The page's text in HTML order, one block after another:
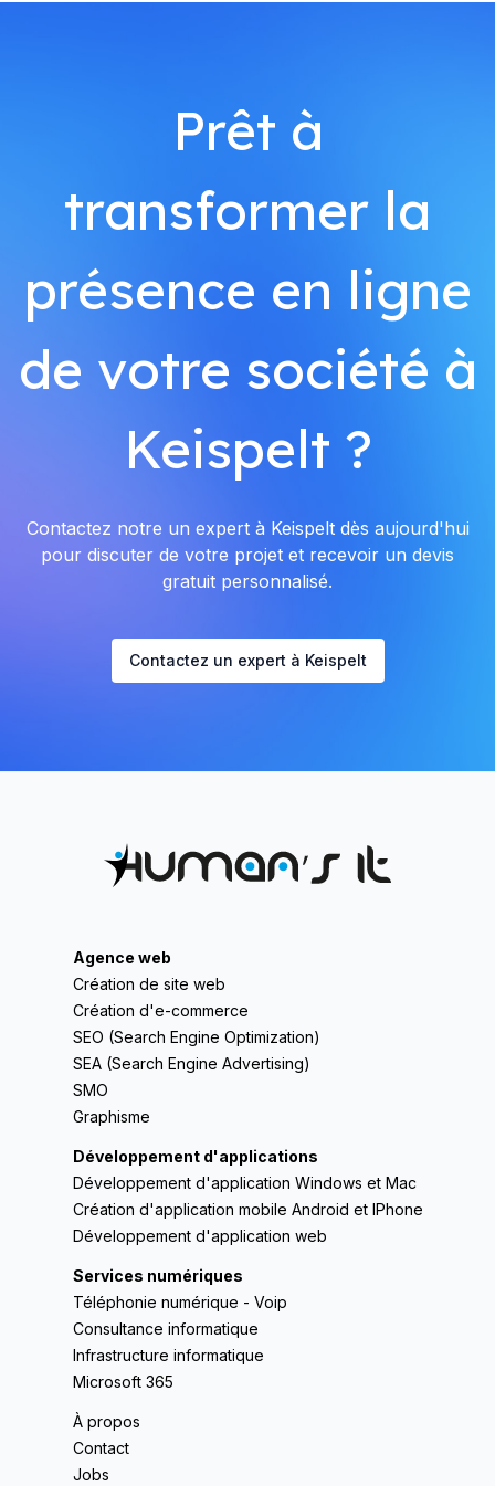
Prêt à
transformer la
présence en ligne
de votre société à
Keispelt ?
Contactez notre un expert à Keispelt dès aujourd'hui
pour discuter de votre projet et recevoir un devis
gratuit personnalisé.
Contactez un expert à Keispelt
Agence web
Création de site web
Création d'e-commerce
SEO (Search Engine Optimization)
SEA (Search Engine Advertising)
SMO
Graphisme
Développement d'applications
Développement d'application Windows et Mac
Création d'application mobile Android et IPhone
Développement d'application web
Services numériques
Téléphonie numérique - Voip
Consultance informatique
Infrastructure informatique
Microsoft 365
À propos
Contact
Jobs